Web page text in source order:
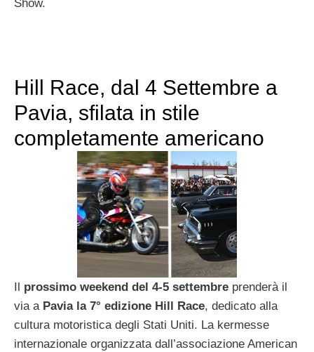
Show.
Hill Race, dal 4 Settembre a
Pavia, sfilata in stile
completamente americano
prossimo weekend del 4-5 settembre prenderà il
via a Pavia la 7° edizione Hill Race, dedicato alla
cultura motoristica degli Stati Uniti. La kermesse
internazionale organizzata dall’associazione American